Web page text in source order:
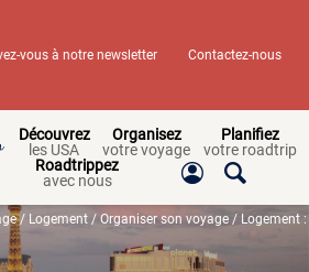
vous à notre newsletter Contactez-nous
Découvrez
les USA
Organisez
votre voyage
Planifiez
votre roadtrip
Roadtrippez
avec nous
/ Logement /Organiser son voyage / Logement :